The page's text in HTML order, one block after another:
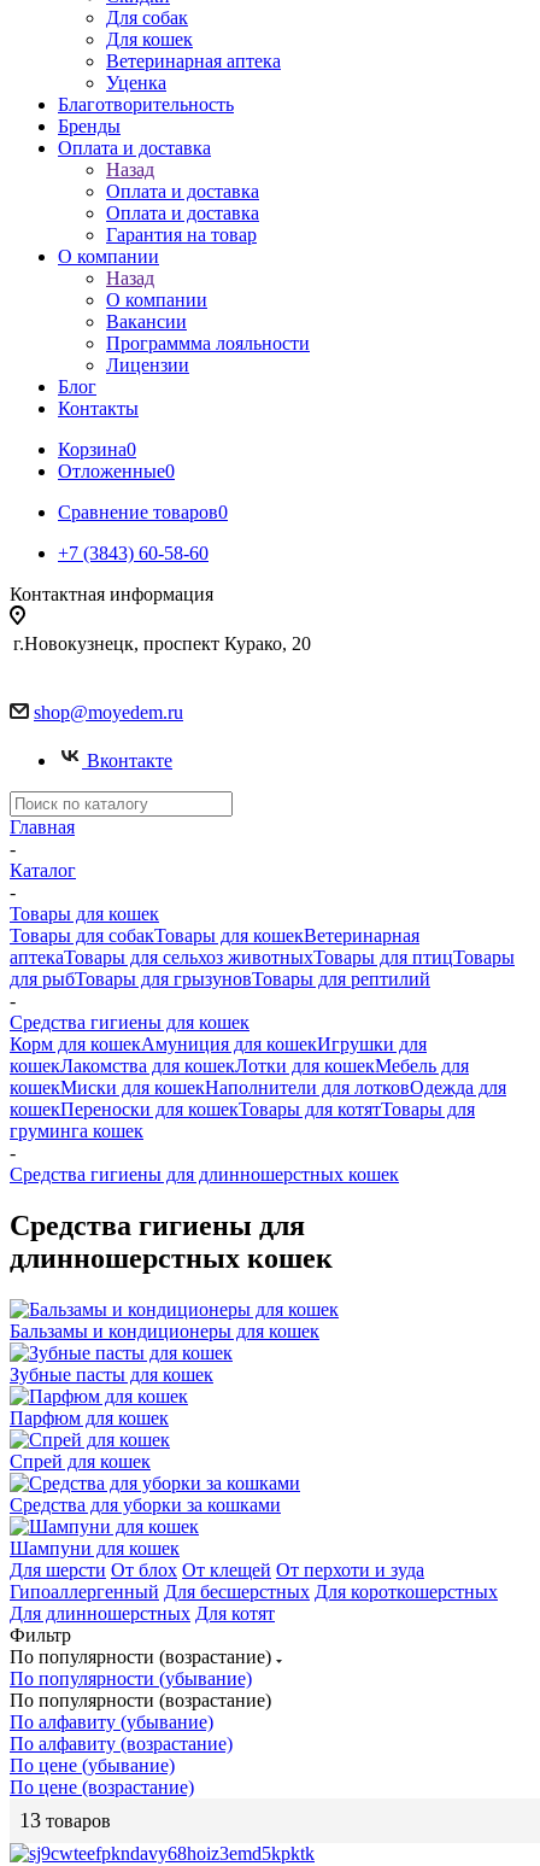
Для собак
Для кошек
Ветеринарная аптека
Уценка
Благотворительность
Бренды
Оплата и доставка
Назад
Оплата и доставка
Оплата и доставка
Гарантия на товар
О компании
Назад
О компании
Вакансии
Программма лояльности
Лицензии
Блог
Контакты
Корзина0
Отложенные0
Сравнение товаров0
+7 (3843) 60-58-60
Контактная информация
г.Новокузнецк, проспект Курако, 20
shop@moyedem.ru
Вконтакте
Главная
-
Каталог
-
Товары для кошек
Товары для собакТовары для кошекВетеринарная
аптекаТовары для сельхоз животныхТовары для птицТовары
для рыбТовары для грызуновТовары для рептилий
-
Средства гигиены для кошек
Корм для кошекАмуниция для кошекИгрушки для
кошекЛакомства для кошекЛотки для кошекМебель для
кошекМиски для кошекНаполнители для лотковОдежда для
кошекПереноски для кошекТовары для котятТовары для
груминга кошек
-
Средства гигиены для длинношерстных кошек
Средства гигиены для
длинношерстных кошек
Бальзамы и кондиционеры для кошек
Зубные пасты для кошек
Парфюм для кошек
Спрей для кошек
Средства для уборки за кошками
Шампуни для кошек
Для шерсти От блох От клещей От перхоти и зуда
Гипоаллергенный Для бесшерстных Для короткошерстных
Для длинношерстных Для котят
Фильтр
По популярности (возрастание)
По популярности (убывание)
По популярности (возрастание)
По алфавиту (убывание)
По алфавиту (возрастание)
По цене (убывание)
По цене (возрастание)
13 товаров